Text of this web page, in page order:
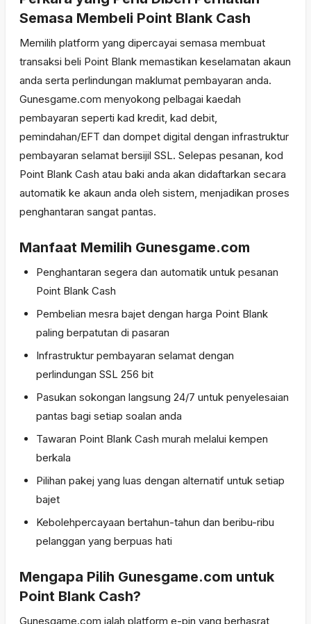
Semasa Membeli Point Blank Cash
Memilih platform yang dipercayai semasa membuat
transaksi beli Point Blank memastikan keselamatan akaun
anda serta perlindungan maklumat pembayaran anda.
Gunesgame.com menyokong pelbagai kaedah
pembayaran seperti kad kredit, kad debit,
pemindahan/EFT dan dompet digital dengan infrastruktur
pembayaran selamat bersijil SSL. Selepas pesanan, kod
Point Blank Cash atau baki anda akan didaftarkan secara
automatik ke akaun anda oleh sistem, menjadikan proses
penghantaran sangat pantas.
Manfaat Memilih Gunesgame.com
Penghantaran segera dan automatik untuk pesanan
Point Blank Cash
Pembelian mesra bajet dengan harga Point Blank
paling berpatutan di pasaran
Infrastruktur pembayaran selamat dengan
perlindungan SSL 256 bit
Pasukan sokongan langsung 24/7 untuk penyelesaian
pantas bagi setiap soalan anda
Tawaran Point Blank Cash murah melalui kempen
berkala
Pilihan pakej yang luas dengan alternatif untuk setiap
bajet
Kebolehpercayaan bertahun-tahun dan beribu-ribu
pelanggan yang berpuas hati
Mengapa Pilih Gunesgame.com untuk
Point Blank Cash?
Gunesgame.com ialah platform e-pin yang berhasrat